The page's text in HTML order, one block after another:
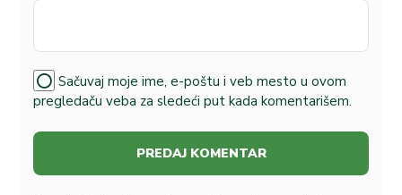
Sačuvaj moje ime, e-poštu i veb mesto u ovom
pregledaču veba za sledeći put kada komentarišem.